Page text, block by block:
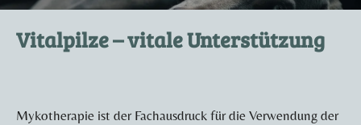
Vitalpilze – vitale Unterstützung
Mykotherapie ist der Fachausdruck für die Verwendung der